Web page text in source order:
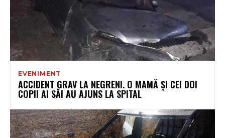
EVENIMENT
ACCIDENT GRAV LA NEGRENI. O MAMĂ ȘI CEI DOI
COPII AI SĂI AU AJUNS LA SPITAL